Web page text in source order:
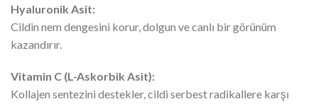
Hyaluronik Asit:
Cildin nem dengesini korur, dolgun ve canlı bir görünüm
kazandırır.
Vitamin C (L-Askorbik Asit):
Kollajen sentezini destekler, cildi serbest radikallere karşı